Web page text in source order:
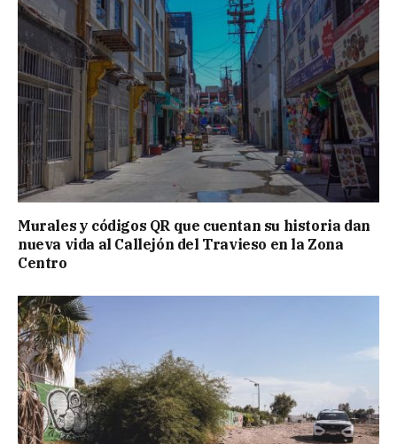
Murales y códigos QR que cuentan su historia dan
nueva vida al Callejón del Travieso en la Zona
Centro